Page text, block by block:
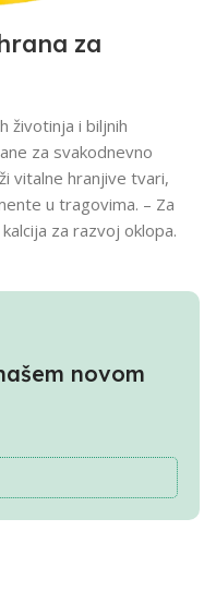
za
životinja i biljnih
za svakodnevno
vitalne hranjive tvari,
u tragovima. – Za
za razvoj oklopa.
novom